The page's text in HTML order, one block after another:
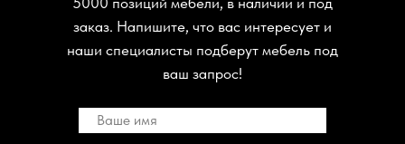
заказ. Напишите, что вас интересует и
наши специалисты подберут мебель под
ваш запрос!